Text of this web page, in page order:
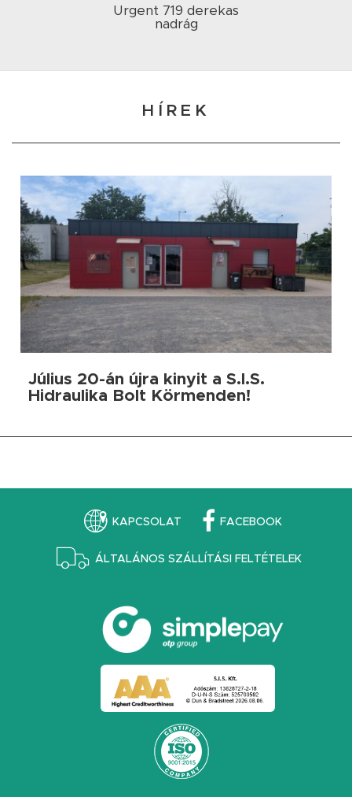
Urgent 719 derekas
nadrág
HÍREK
Július 20-án újra kinyit a S.I.S.
Hidraulika Bolt Körmenden!
KAPCSOLAT FACEBOOK
ÁLTALÁNOS SZÁLLÍTÁSI FELTÉTELEK